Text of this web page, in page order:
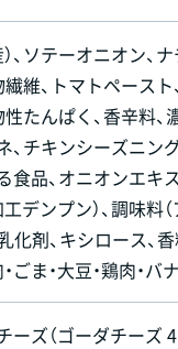
、ソテーオニオン、
繊維、トマトペース
性たんぱく、香辛料
、チキンシーズニン
食品、オニオンエキ
デンプン）、調味料
化剤、キシロース、
ごま・大豆・鶏肉・
ズ（ゴーダチーズ